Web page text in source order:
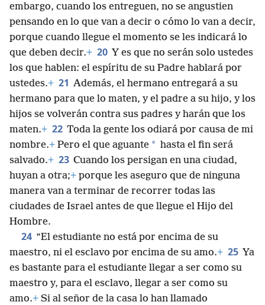
embargo, cuando los entreguen, no se angustien
pensando en lo que van a decir o cómo lo van a decir,
porque cuando llegue el momento se les indicará lo
que deben decir.+ 20 Y es que no serán solo ustedes
los que hablen: el espíritu de su Padre hablará por
ustedes.+ 21 Además, el hermano entregará a su
hermano para que lo maten, y el padre a su hijo, y los
hijos se volverán contra sus padres y harán que los
maten.+ 22 Toda la gente los odiará por causa de mi
nombre.+ Pero el que aguante * hasta el fin será
salvado.+ 23 Cuando los persigan en una ciudad,
huyan a otra;+ porque les aseguro que de ninguna
manera van a terminar de recorrer todas las
ciudades de Israel antes de que llegue el Hijo del
Hombre.
24 ”El estudiante no está por encima de su
maestro, ni el esclavo por encima de su amo.+ 25 Ya
es bastante para el estudiante llegar a ser como su
maestro y, para el esclavo, llegar a ser como su
amo.+ Si al señor de la casa lo han llamado